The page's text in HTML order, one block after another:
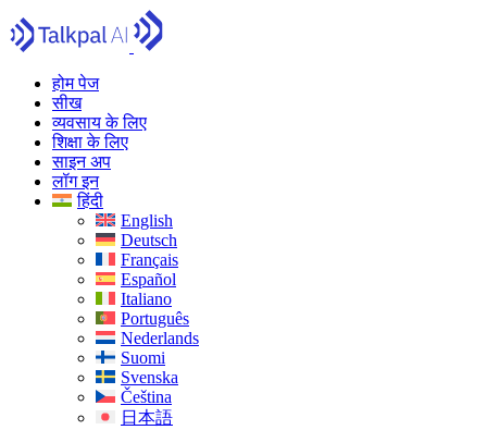
होम पेज
सीख
व्यवसाय के लिए
शिक्षा के लिए
साइन अप
लॉग इन
हिंदी
English
Deutsch
Français
Español
Italiano
Português
Nederlands
Suomi
Svenska
Čeština
日本語